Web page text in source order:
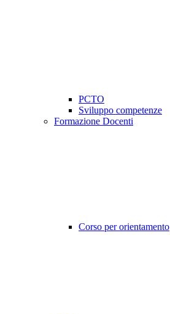
PCTO
Sviluppo competenze
Formazione Docenti
Corso per orientamento